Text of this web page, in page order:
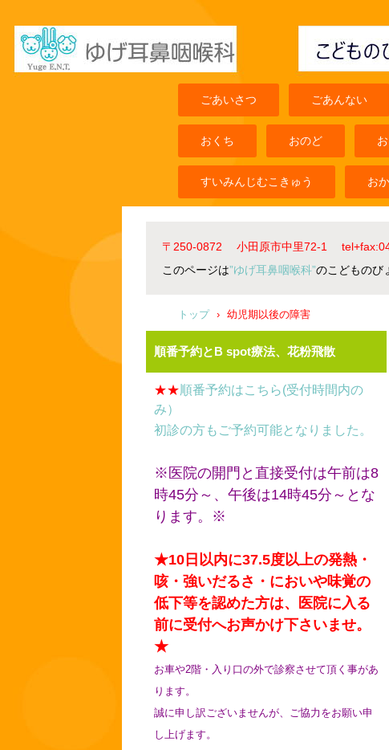
〒250-0872 小田原市中里72-1
このページは”ゆげ耳鼻咽喉科”のこどものび
ごあいさつ ごあんない
おくち おのど
すいみんじむこきゅう お
トップ › 幼児期以後の障害
順番予約とB spot療法、花粉飛散
★★ 順番予約はこちら(受付時間内の
み）
初診の方もご予約可能となりました。
※医院の開門と直接受付は午前は8
時45分～、午後は14時45分～とな
ります。※
★10日以内に37.5度以上の発熱・
咳・強いだるさ・においや味覚の
低下等を認めた方は、医院に入る
前に受付へお声かけ下さいませ。
★
お車や2階・入り口の外で診察させて頂く事があ
ります。
誠に申し訳ございませんが、ご協力をお願い申
し上げます。